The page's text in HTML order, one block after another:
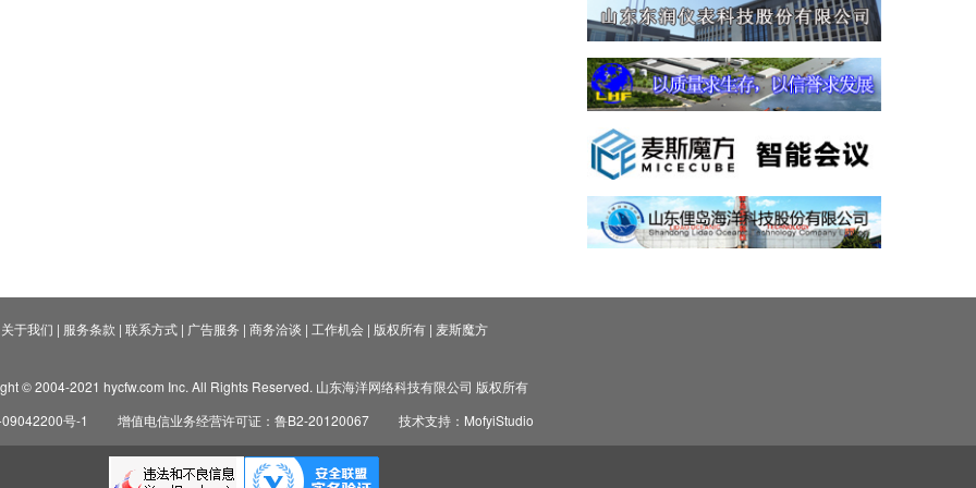
关于我们 | 服务条款 | 联系方式| 广告服务 | 商务洽谈 | 工作机会| 版权所有| 麦斯魔方
© 2004-2021 hycfw.com Inc. All Rights Reserved. 山东海洋网络科技有限公司 版权所有
号-1
增值电信业务经营许可证：鲁B2-20120067 技术支持：MofyiStudio